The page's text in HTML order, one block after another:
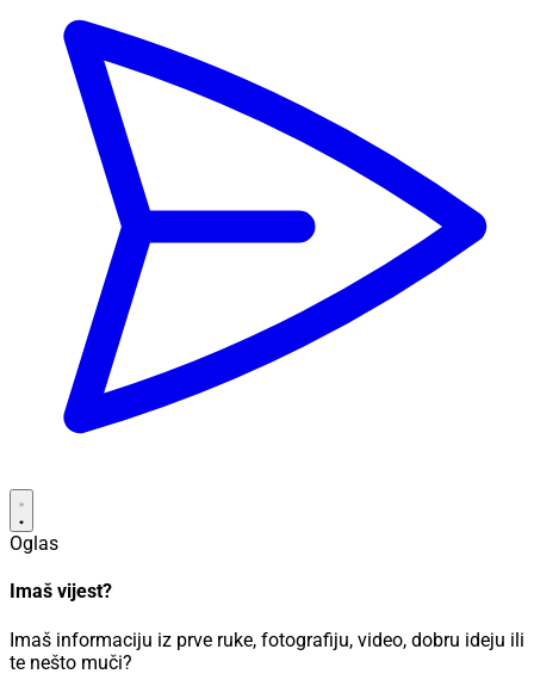
Oglas
Imaš vijest?
Imaš informaciju iz prve ruke, fotografiju, video, dobru ideju ili
te nešto muči?